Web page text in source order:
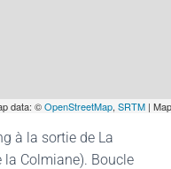
data: ©OpenStreetMap, SRTM |
à la sortie de La
la Colmiane). Boucle